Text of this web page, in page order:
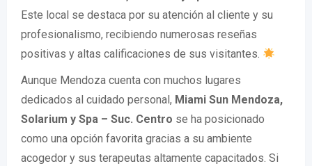
Este local se destaca por su atención al cliente y su
profesionalismo, recibiendo numerosas reseñas
positivas y altas calificaciones de sus visitantes.
Aunque Mendoza cuenta con muchos lugares
dedicados al cuidado personal, Miami Sun Mendoza,
Solarium y Spa – Suc. Centro se ha posicionado
como una opción favorita gracias a su ambiente
acogedor y sus terapeutas altamente capacitados. Si